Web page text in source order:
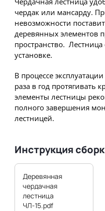
чердак или мансарду.
невозможности
деревянных элементов
пространство. Лестница
установке.
В процессе
раза в год
элементы лестницы
полного завершения
лестницей.
Инструкция
Деревянная
чердачная
лестница
ЧЛ-15.pdf